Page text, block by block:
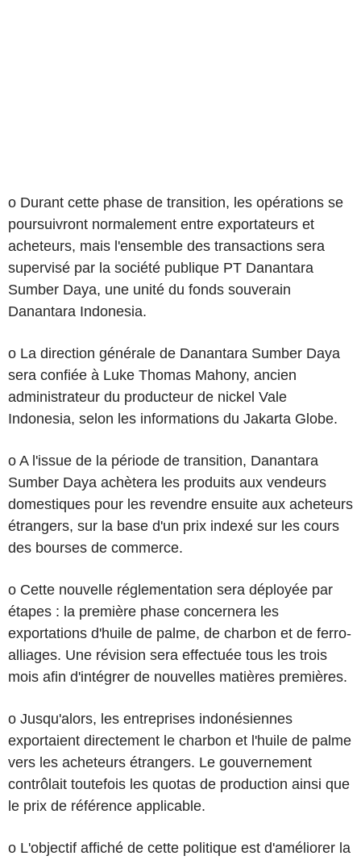
o Durant cette phase de transition, les opérations se
poursuivront normalement entre exportateurs et
acheteurs, mais l'ensemble des transactions sera
supervisé par la société publique PT Danantara
Sumber Daya, une unité du fonds souverain
Danantara Indonesia.
o La direction générale de Danantara Sumber Daya
sera confiée à Luke Thomas Mahony, ancien
administrateur du producteur de nickel Vale
Indonesia, selon les informations du Jakarta Globe.
o A l'issue de la période de transition, Danantara
Sumber Daya achètera les produits aux vendeurs
domestiques pour les revendre ensuite aux acheteurs
étrangers, sur la base d'un prix indexé sur les cours
des bourses de commerce.
o Cette nouvelle réglementation sera déployée par
étapes : la première phase concernera les
exportations d'huile de palme, de charbon et de ferro-
alliages. Une révision sera effectuée tous les trois
mois afin d'intégrer de nouvelles matières premières.
o Jusqu'alors, les entreprises indonésiennes
exportaient directement le charbon et l'huile de palme
vers les acheteurs étrangers. Le gouvernement
contrôlait toutefois les quotas de production ainsi que
le prix de référence applicable.
o L'objectif affiché de cette politique est d'améliorer la